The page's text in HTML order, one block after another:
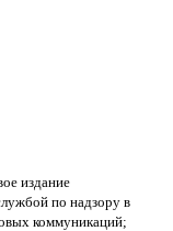
издание
по надзору в
коммуникаций;